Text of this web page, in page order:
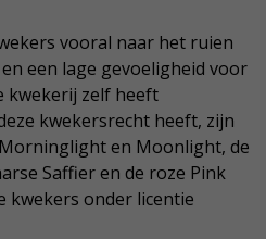
vooral naar het ruien
een lage gevoeligheid voor
kwekerij zelf heeft
kwekersrecht heeft, zijn
en Moonlight, de
Saffier en de roze Pink
kwekers onder licentie